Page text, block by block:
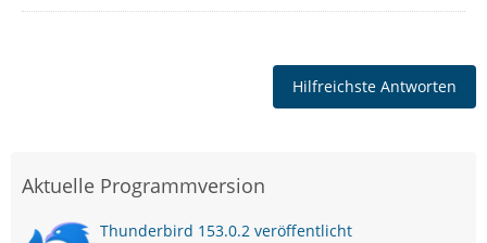
Hilfreichste Antworten
Aktuelle Programmversion
Thunderbird 153.0.2 veröffentlicht